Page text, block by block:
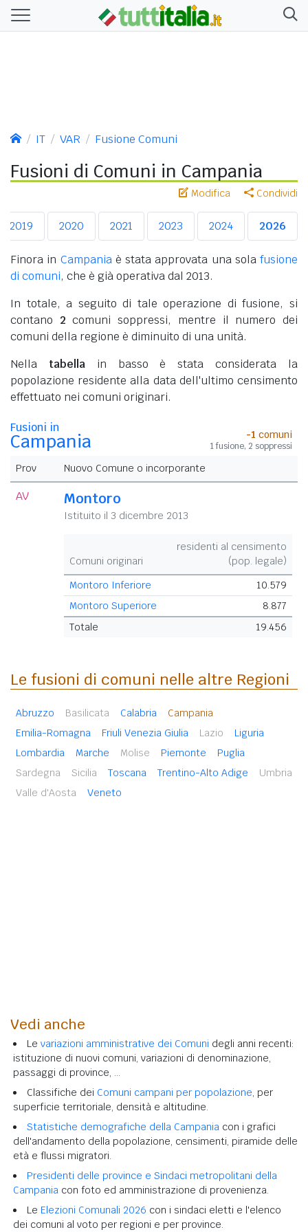
IT VAR Fusione Comuni
Fusioni di Comuni in Campania
Modifica Condividi
2019 2020 2021 2023 2024 2026
Finora in Campaniaè stata approvata una sola fusione
di comuni, che è già operativa dal 2013.
In totale, a seguito di tale operazione di fusione, si
contano 2 comuni soppressi, mentre il numero dei
comuni della regione è diminuito di una unità.
Nella tabellain basso è stata considerata la
popolazione residente alla data dell'ultimo censimento
effettuato nei comuni originari.
Fusioni in
Campania -1 comuni
1 fusione, 2 soppressi
Prov Nuovo Comune o incorporante
AV Montoro
Istituito il 3 dicembre 2013
Comuni originari
residenti al censimento
(pop. legale)
Montoro Inferiore
10.579
Montoro Superiore
8.877
Totale
19.456
Le fusioni di comuni nelle altre Regioni
Abruzzo Basilicata Calabria
Campania
Emilia-Romagna
Friuli Venezia Giulia Lazio
Liguria
Lombardia
Marche Molise Piemonte
Puglia
Sardegna
Sicilia Toscana Trentino-Alto Adige
Umbria
Valle d'Aosta
Veneto
Vedi anche
Le variazioni amministrative dei Comuni degli anni recenti:
istituzione di nuovi comuni, variazioni di denominazione,
passaggi di province, ...
Classifiche dei Comuni campani per popolazione, per
superficie territoriale, densità e altitudine.
Statistiche demografiche della Campania con i grafici
dell'andamento della popolazione, censimenti, piramide delle
età e flussi migratori.
Presidenti delle province e Sindaci metropolitani della
Campania con foto ed amministrazione di provenienza.
Le Elezioni Comunali 2026 con i sindaci eletti e l'elenco
dei comuni al voto per regioni e per province.